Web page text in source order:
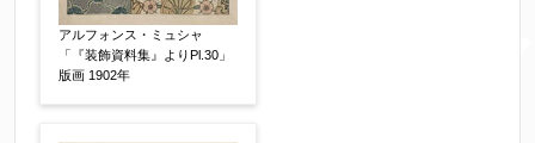
アルフォンス・ミュシャ
「『装飾資料集』よりPl.30」
版画 1902年